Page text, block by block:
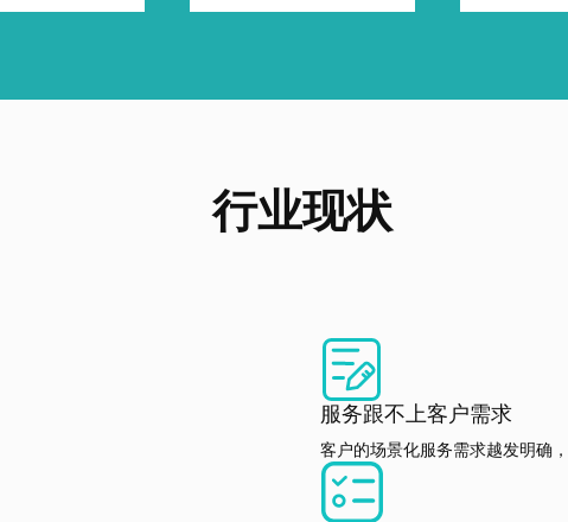
行业现状
服务跟不上客户需求
客户的场景化服务需求越发明确